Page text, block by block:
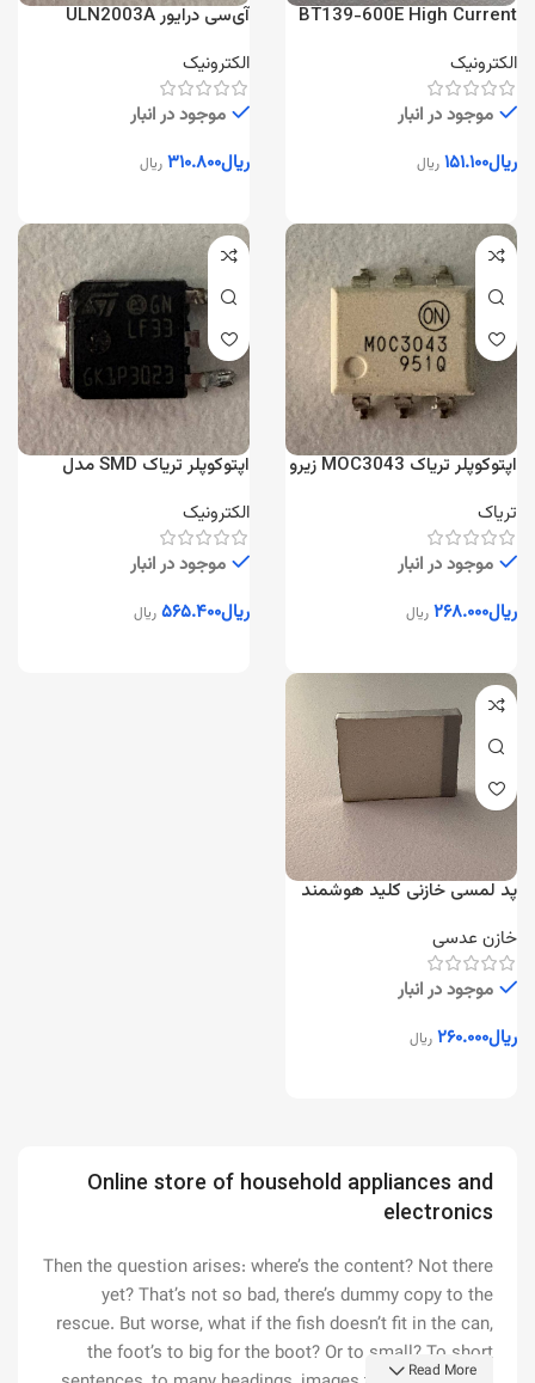
BT139-600E High Current
الکترونیک
موجود در انبار
ریال۱۵۱.۱۰۰ ریال
آی‌سی درایور ULN2003A
الکترونیک
موجود در انبار
ریال۳۱۰.۸۰۰ ریال
اپتوکوپلر تریاک MOC3043 زیرو
تریاک
موجود در انبار
ریال۲۶۸.۰۰۰ ریال
اپتوکوپلر تریاک SMD مدل
الکترونیک
موجود در انبار
ریال۵۶۵.۴۰۰ ریال
پد لمسی خازنی کلید هوشمند
خازن عدسی
موجود در انبار
ریال۲۶۰.۰۰۰ ریال
Online store of household appliances and
electronics
Then the question arises: where’s the content? Not there
yet? That’s not so bad, there’s dummy copy to the
rescue. But worse, what if the fish doesn’t fit in the can,
the foot’s to big for the boot? Or to small? To short
Read More